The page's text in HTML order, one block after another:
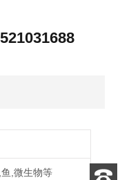
,微生物等